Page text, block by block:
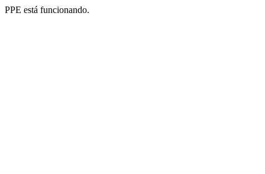
PPE está funcionando.